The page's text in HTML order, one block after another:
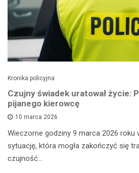
Kronika policyjna
Czujny świadek uratował życie:
pijanego kierowcę
10 marca 2026
Wieczorne godziny 9 marca 2026 roku
sytuację, która mogła zakończyć się
czujność…